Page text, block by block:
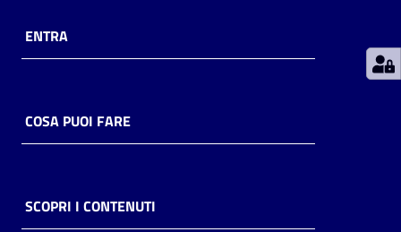
ENTRA
COSA PUOI FARE
SCOPRI I CONTENUTI